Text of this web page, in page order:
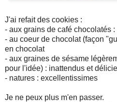
J'ai refait des cookies :
- aux grains de café chocolatés
- au coeur de chocolat (façon
en chocolat
- aux graines de sésame
pour l'idée) : inattendus et
- natures : excellentissimes
Je ne peux plus m'en passer.